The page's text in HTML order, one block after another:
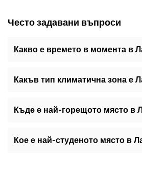
Често задавани въпроси
Какво е времето в момента в
Какъв тип климатична зона е
Къде е най-горещото място в
Кое е най-студеното място в